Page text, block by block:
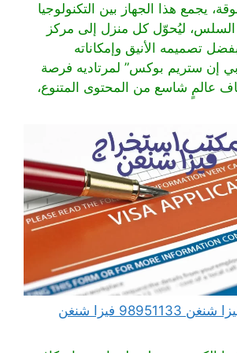
يجمع هذا الجهاز بين التكنولوجيا
السلس، ليُحوّل كل منزل إلى مركز
تصميمه الأنيق وإمكاناته
إن ستريم بوكس” لمرتاديه فرصة
عالمٍ شاسع من المحتوى المتنوع،
مكتب استخراج فيزا شنغن 98951133 فيزا شنغن